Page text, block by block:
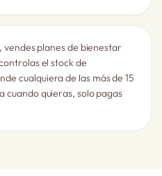
vendes planes de bienestar
el stock de
cualquiera de las más de 15
cuando quieras, solo pagas